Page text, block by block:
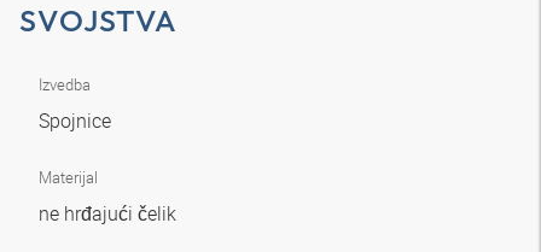
SVOJSTVA
Izvedba
Spojnice
Materijal
ne hrđajući čelik